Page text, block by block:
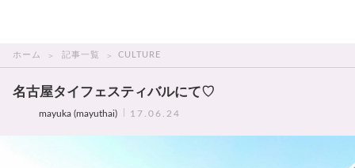
ホーム 記事一覧 CULTURE
名古屋タイフェスティバルにて♡
mayuka (mayuthai) 17.06.24